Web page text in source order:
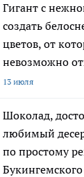
Гигант с
создать
цветов, от
невозможно
13 июля
Шоколад,
любимый
по простому